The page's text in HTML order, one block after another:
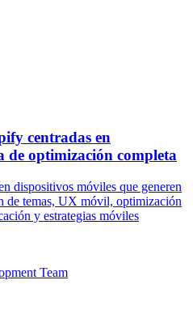
centradas en
de optimización completa
dispositivos móviles que generen
de temas, UX móvil, optimización
y estrategias móviles
Team